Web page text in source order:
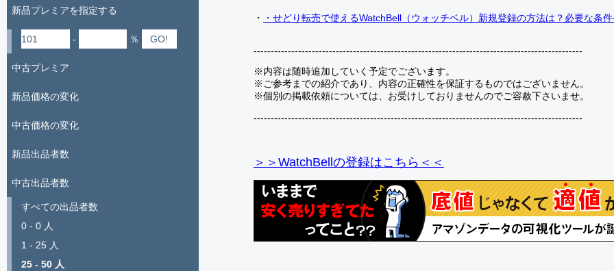
・ ・せどり転売で使えるWatchBell（ウォッチベル）新規登録の方法は？必要な条
------------------------------------------------------------------------------------------------
※内容は随時追加していく予定でございます。
※ご参考までの紹介であり、内容の正確性を保証するものではございません。
※個別の掲載依頼については、お受けしておりませんのでご容赦下さいませ。
------------------------------------------------------------------------------------------------
＞＞WatchBellの登録はこちら＜＜
新品プレミアを指定する
- ％
中古プレミア
新品価格の変化
中古価格の変化
新品出品者数
中古出品者数
すべての出品者数
0 - 0 人
1 - 25 人
25 - 50 人